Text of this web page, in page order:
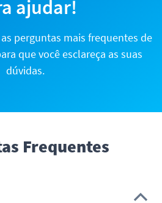
ajudar!
perguntas mais frequentes de
que você esclareça as suas
dúvidas.
Frequentes